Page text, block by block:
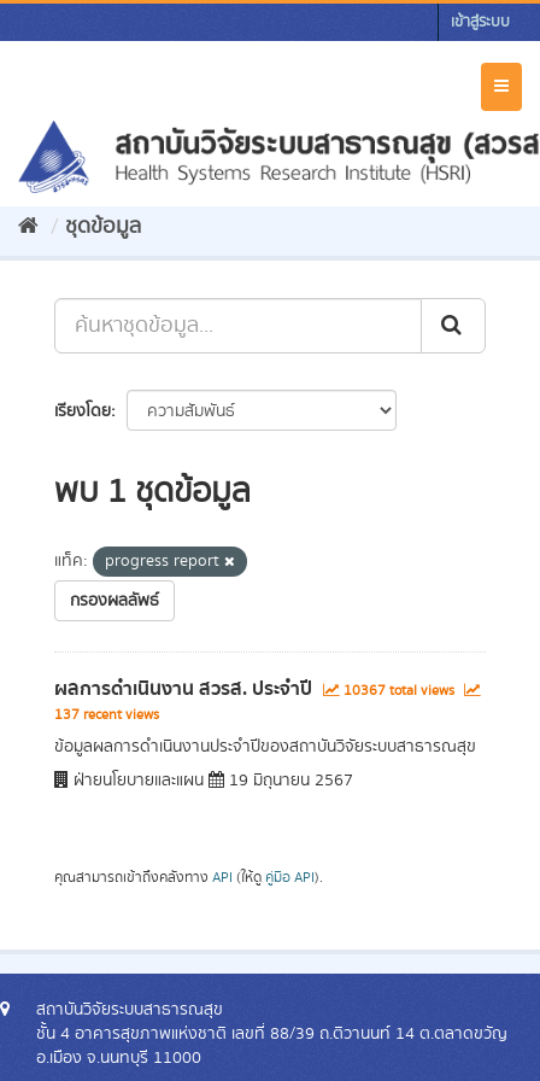
Skip
to
เข้าสู่ระบบ
ชุดข้อมูล
เรียงโดย
พบ 1 ชุดข้อมูล
แท็ค:
progress report
กรองผลลัพธ์
ผลการดำเนินงาน สวรส. ประจำปี
10367 total views
137 recent views
ข้อมูลผลการดำเนินงานประจำปีของสถาบันวิจัยระบบสาธารณสุข
ฝ่ายนโยบายและแผน
19 มิถุนายน 2567
คุณสามารถเข้าถึงคลังทาง API (ให้ดู คู่มือ API).
สถาบันวิจัยระบบสาธารณสุข
ชั้น 4 อาคารสุขภาพแห่งชาติ เลขที่ 88/39 ถ.ติวานนท์ 14 ต.ตลาดขวัญ
อ.เมือง จ.นนทบุรี 11000